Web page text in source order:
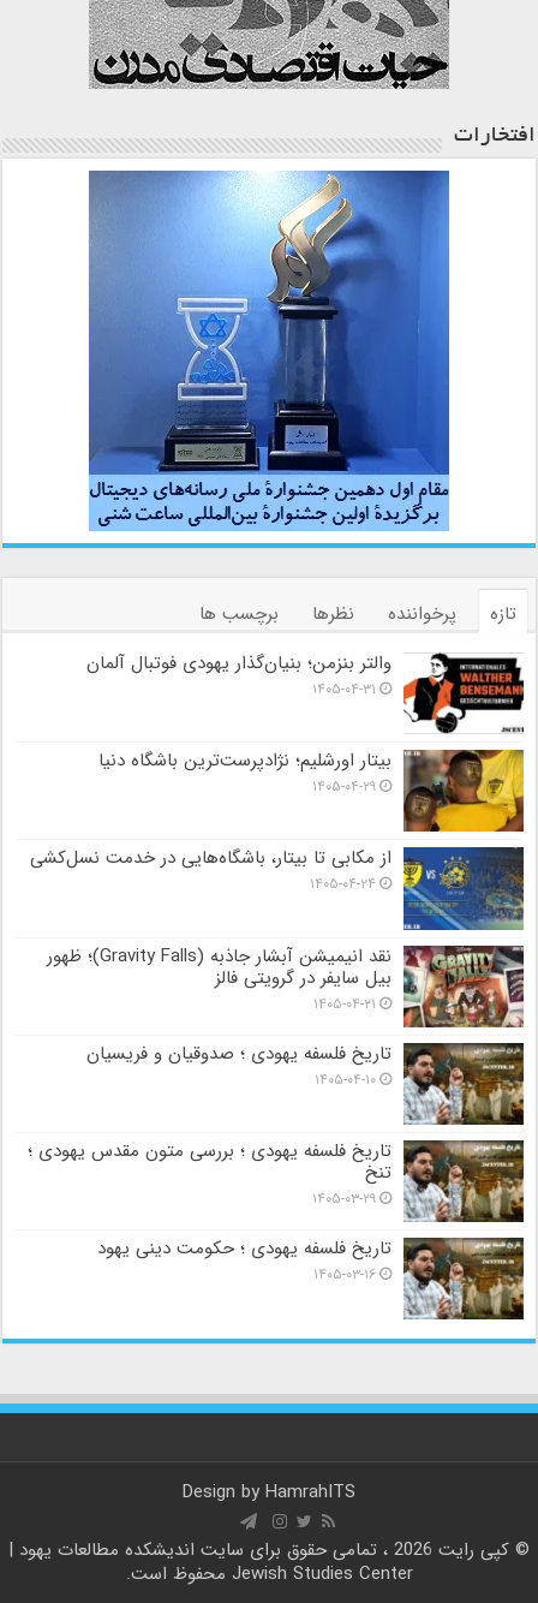
افتخارات
تازه پرخواننده نظرها
برچسب ها
والتر بنزمن؛ بنیان‌گذار یهودی فوتبال آلمان
۱۴۰۵-۰۴-۳۱
بیتار اورشلیم؛ نژادپرست‌ترین باشگاه دنیا
۱۴۰۵-۰۴-۲۹
از مکابی تا بیتار، باشگاه‌هایی در خدمت نسل‌کشی
۱۴۰۵-۰۴-۲۴
نقد انیمیشن آبشار جاذبه (Gravity Falls)؛ ظهور
بیل سایفر در گرویتی فالز
۱۴۰۵-۰۴-۲۱
تاریخ فلسفه یهودی ؛ صدوقیان و فریسیان
۱۴۰۵-۰۴-۱۰
تاریخ فلسفه یهودی ؛ بررسی متون مقدس یهودی ؛
تنخ
۱۴۰۵-۰۳-۲۹
تاریخ فلسفه یهودی ؛ حکومت دینی یهود
۱۴۰۵-۰۳-۱۶
Design by HamrahITS
© کپی رایت 2026 ، تمامی حقوق برای سایت
اندیشکده مطالعات یهود |
Jewish Studies Center محفوظ است.